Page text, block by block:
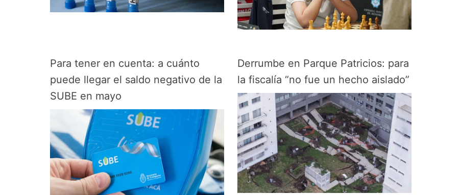
Para tener en cuenta: a cuánto
puede llegar el saldo negativo de la
SUBE en mayo
Derrumbe en Parque Patricios: para
la fiscalía “no fue un hecho aislado”